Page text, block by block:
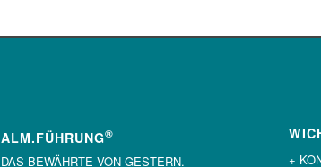
ALM.FÜHRUNG®
DAS BEWÄHRTE VON GESTERN. +